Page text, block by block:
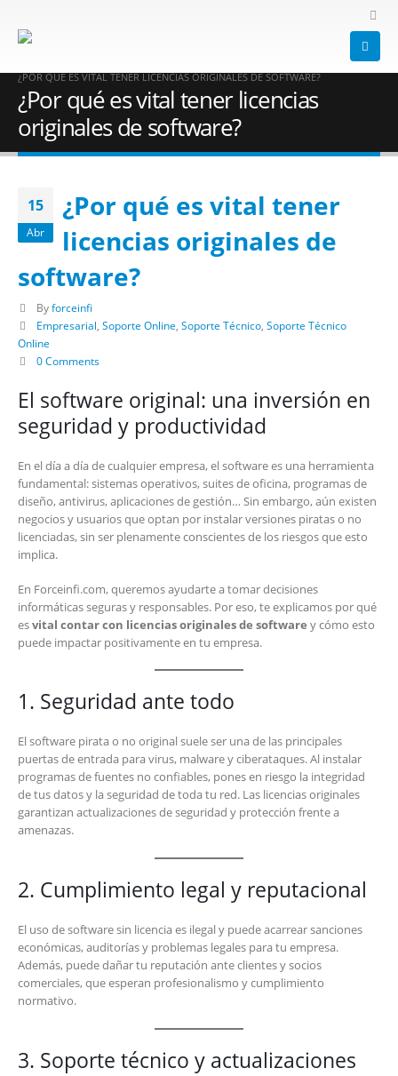
SOPORTE TÉCNICO
¿POR QUÉ ES VITAL TENER LICENCIAS ORIGINALES DE SOFTWARE?
¿Por qué es vital tener licencias
originales de software?
15
Abr
¿Por qué es vital tener
licencias originales de
software?
By forceinfi
Empresarial Soporte Online Soporte Técnico, Soporte Técnico
Online
0 Comments
El software original: una inversión en
seguridad y productividad
En el día a día de cualquier empresa, el software es una herramienta
fundamental: sistemas operativos, suites de oficina, programas de
diseño, antivirus, aplicaciones de gestión… Sin embargo, aún existen
negocios y usuarios que optan por instalar versiones piratas o no
licenciadas, sin ser plenamente conscientes de los riesgos que esto
implica.
En Forceinfi.com, queremos ayudarte a tomar decisiones
informáticas seguras y responsables. Por eso, te explicamos por qué
esvital contar con licencias originales de software y cómo esto
puede impactar positivamente en tu empresa.
1. Seguridad ante todo
El software pirata o no original suele ser una de las principales
puertas de entrada para virus, malware y ciberataques. Al instalar
programas de fuentes no confiables, pones en riesgo la integridad
de tus datos y la seguridad de toda tu red. Las licencias originales
garantizan actualizaciones de seguridad y protección frente a
amenazas.
2. Cumplimiento legal y reputacional
El uso de software sin licencia es ilegal y puede acarrear sanciones
económicas, auditorías y problemas legales para tu empresa.
Además, puede dañar tu reputación ante clientes y socios
comerciales, que esperan profesionalismo y cumplimiento
normativo.
3. Soporte técnico y actualizaciones